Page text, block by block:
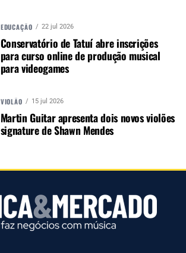
Música &amp; Mercado é uma
promover e divulgar o mercado e
negócios para o music business,
indústria de áudio profissional,
EDUCAÇÃO 22 jul 2026
Conservatório de Tatuí abre inscrições
para curso online de produção musical
para videogames
VIOLÃO 15 jul 2026
Martin Guitar apresenta dois novos violões
signature de Shawn Mendes